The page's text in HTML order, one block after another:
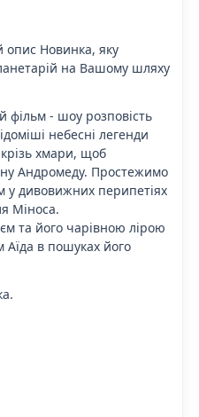
опис Новинка, яку
на Вашому шляху
- шоу розповість
небесні легенди
хмари, щоб
Андромеду. Простежимо
у дивовижних перипетіях
Міноса.
та його чарівною лірою
Аїда в пошуках його